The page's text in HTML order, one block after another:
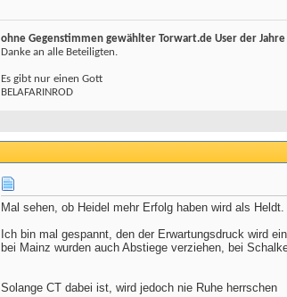
ohne Gegenstimmen gewählter Torwart.de User der
Danke an alle Beteiligten.
Es gibt nur einen Gott
BELAFARINROD
Mal sehen, ob Heidel mehr Erfolg haben wird als Heldt.
Ich bin mal gespannt, den der Erwartungsdruck wird
bei Mainz wurden auch Abstiege verziehen, bei
Solange CT dabei ist, wird jedoch nie Ruhe herrschen